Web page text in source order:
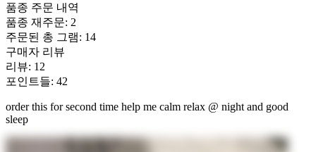
품종 주문 내역
품종 재주문: 2
주문된 총 그램: 14
구매자 리뷰
리뷰: 12
포인트들: 42
order this for second time help me calm relax @ night and good
sleep